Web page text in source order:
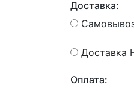
Доставка:
Доставка
Оплата: